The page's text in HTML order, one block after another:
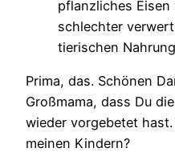
pflanzliches Eisen
schlechter
tierischen
Prima, das. Schönen
Großmama, dass Du
wieder vorgebetet
meinen Kindern?